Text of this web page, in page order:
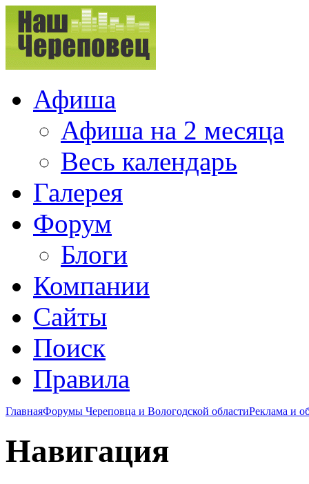
Афиша
Афиша на 2 месяца
Весь календарь
Галерея
Форум
Блоги
Компании
Сайты
Поиск
Правила
ГлавнаяФорумы Череповца и Вологодской областиРеклама и
Навигация